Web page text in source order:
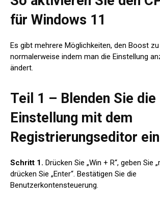
für Windows 11
Es gibt mehrere Möglichkeiten, den Boost
normalerweise indem man die Einstellung
ändert.
Teil 1 – Blenden Sie die
Einstellung mit dem
Registrierungseditor ein
Schritt 1. Drücken Sie „Win + R“, geben Sie
drücken Sie „Enter“. Bestätigen Sie die
Benutzerkontensteuerung.